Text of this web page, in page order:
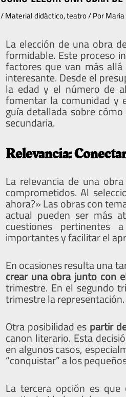
/Material didáctico,teatro/ Por
La elección de una obra
formidable. Este proceso
factores que van más
interesante. Desde el
la edad y el número de
fomentar la comunidad y
guía detallada sobre
secundaria.
Relevancia:
La relevancia de una
comprometidos. Al
ahora?» Las obras con
actual pueden ser más
cuestiones pertinentes
importantes y facilitar el
En ocasiones resulta una
crear una obra junto con
trimestre. En el segundo
trimestre la representación.
Otra posibilidad espartir
canon literario. Esta
en algunos casos,
“conquistar” a los
La tercera opción es que